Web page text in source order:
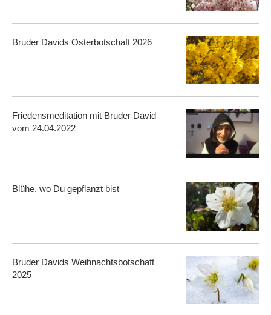
Bruder Davids Osterbotschaft 2026
Friedensmeditation mit Bruder David
vom 24.04.2022
Blühe, wo Du gepflanzt bist
Bruder Davids Weihnachtsbotschaft
2025